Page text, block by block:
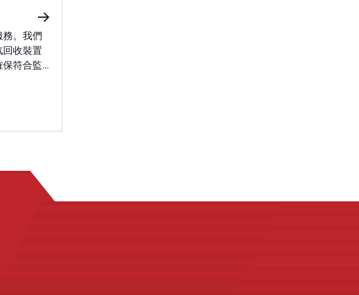
。我們
收裝置
符合監